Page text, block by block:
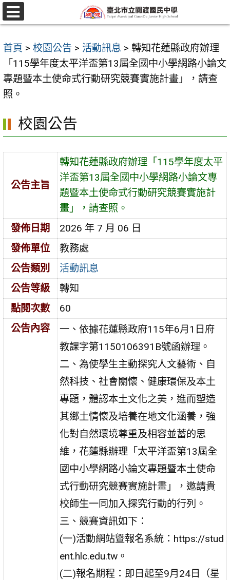
跳
至
要
容
區
選
單
首頁 > 校園公告 > 活動訊息 > 轉知花蓮縣政府辦理
「115學年度太平洋盃第13屆全國中小學網路小論文
專題暨本土使命式行動研究競賽實施計畫」，請查
照。
校園公告
公告主旨
轉知花蓮縣政府辦理「115學年度太平
洋盃第13屆全國中小學網路小論文專
題暨本土使命式行動研究競賽實施計
畫」，請查照。
發佈日期
2026 年 7 月 06 日
發佈單位
教務處
公告類別
活動訊息
公告等級
轉知
點閱次數
60
公告內容
一、依據花蓮縣政府115年6月1日府
教課字第1150106391B號函辦理。
二、為使學生主動探究人文藝術、自
然科技、社會關懷、健康環保及本土
專題，體認本土文化之美，進而塑造
其鄉土情懷及培養在地文化涵養，強
化對自然環境尊重及相容並蓄的思
維，花蓮縣辦理「太平洋盃第13屆全
國中小學網路小論文專題暨本土使命
式行動研究競賽實施計畫」，邀請貴
校師生一同加入探究行動的行列。
三、競賽資訊如下：
(一)活動網站曁報名系統：https://stud
ent.hlc.edu.tw。
(二)報名期程：即日起至9月24日（星